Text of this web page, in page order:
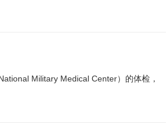
Military Medical Center）的体检，